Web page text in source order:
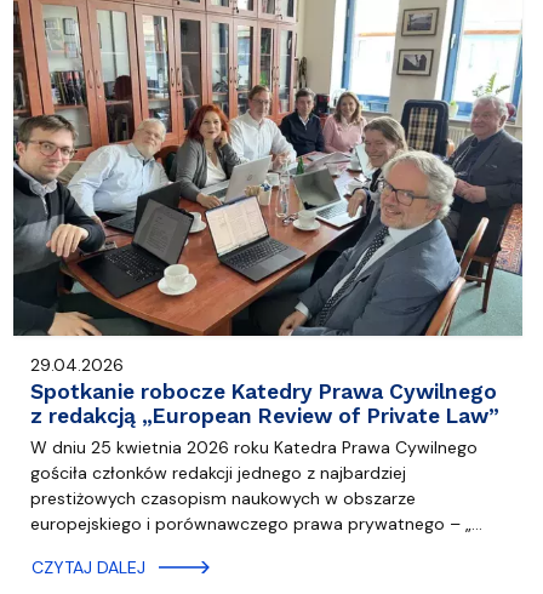
29.04.2026
Spotkanie robocze Katedry Prawa Cywilnego
z redakcją „European Review of Private Law”
W dniu 25 kwietnia 2026 roku Katedra Prawa Cywilnego
gościła członków redakcji jednego z najbardziej
prestiżowych czasopism naukowych w obszarze
europejskiego i porównawczego prawa prywatnego – „…
CZYTAJ DALEJ